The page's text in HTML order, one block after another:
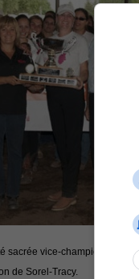
sacrée vice-championne au
de Sorel-Tracy.